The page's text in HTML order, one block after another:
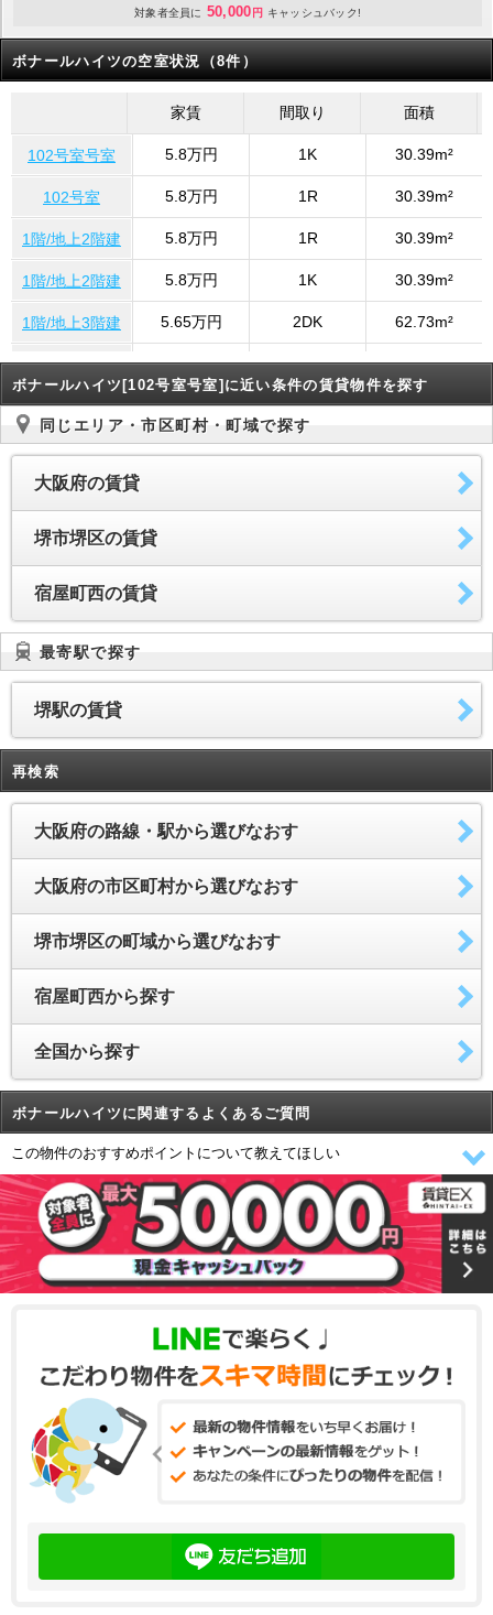
対象者全員に 50,000 円 キャッシュバック!
ボナールハイツの空室状況（8件）
家賃 間取り 面積
102号室号室 5.8万円 1K 30.39m²
102号室 5.8万円 1R 30.39m²
1階/地上2階建 5.8万円 1R 30.39m²
1階/地上2階建 5.8万円 1K 30.39m²
1階/地上3階建 5.65万円 2DK 62.73m²
1階/地上2階建 5.8万円 1R 30.39m²
102号室 5.8万円 1K 30.39m²
1階/地上2階建 5.8万円 1K 30.39m²
ボナールハイツ[102号室号室]に近い条件の賃貸物件を探す
同じエリア・市区町村・町域で探す
大阪府の賃貸
堺市堺区の賃貸
宿屋町西の賃貸
最寄駅で探す
堺駅の賃貸
再検索
大阪府の路線・駅から選びなおす
大阪府の市区町村から選びなおす
堺市堺区の町域から選びなおす
宿屋町西から探す
全国から探す
ボナールハイツに関連するよくあるご質問
この物件のおすすめポイントについて教えてほしい